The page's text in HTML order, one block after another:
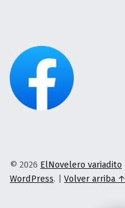
© 2026 ElNovelero variadito
WordPress. | Volver arriba ↑